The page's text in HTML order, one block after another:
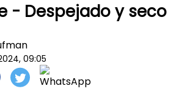
- Despejado y seco
09:05